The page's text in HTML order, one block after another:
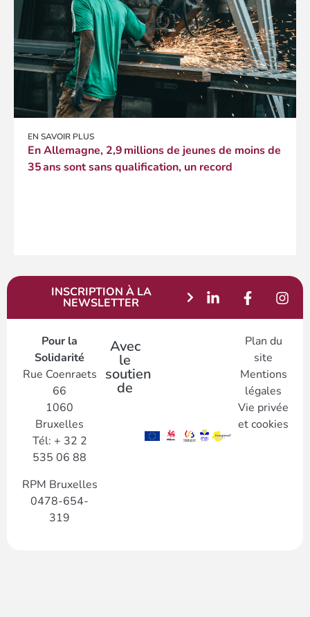
EN SAVOIR PLUS
En Allemagne, 2,9 millions de jeunes de moins de
35 ans sont sans qualification, un record
INSCRIPTION À LA
NEWSLETTER
Pour la
Solidarité
Rue Coenraets
66
1060
Bruxelles
Tél: + 32 2
535 06 88
RPM Bruxelles
0478-654-
319
Avec
le
soutien
de
Plan du
site
Mentions
légales
Vie privée
et cookies